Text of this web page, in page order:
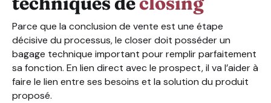
Parce que la conclusion de vente est une étape
décisive du processus, le closer doit posséder un
bagage technique important pour remplir parfaitement
sa fonction. En lien direct avec le prospect, il va l’aider à
faire le lien entre ses besoins et la solution du produit
proposé.